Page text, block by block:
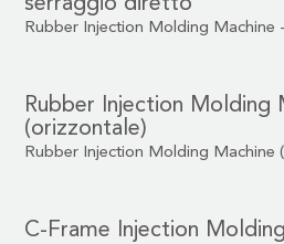
serraggio diretto
Rubber Injection Molding Machine
Rubber Injection Molding
(orizzontale)
Rubber Injection Molding Machine
C-Frame Injection